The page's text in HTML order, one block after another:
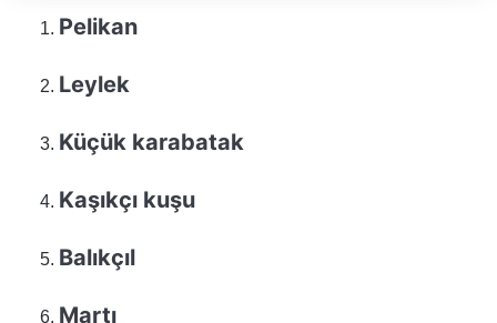
Pelikan
Leylek
Küçük karabatak
Kaşıkçı kuşu
Balıkçıl
Martı